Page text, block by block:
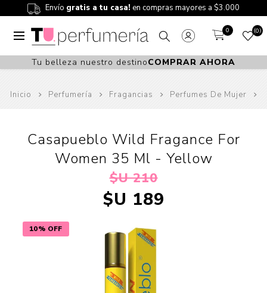
Envío gratis a tu casa! en compras mayores a $3.000
0 0
Tu belleza nuestro destinoCOMPRAR AHORA
Inicio Perfumería Fragancias Perfumes De Mujer
10% OFF
Casapueblo Wild Fragance For
Women 35 Ml - Yellow
$U 210
$U 189